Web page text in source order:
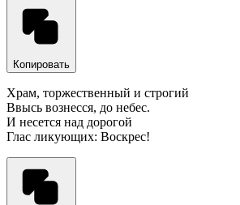
Копировать
Храм, торжественный и строгий
Ввысь вознесся, до небес.
И несется над дорогой
Глас ликующих: Воскрес!